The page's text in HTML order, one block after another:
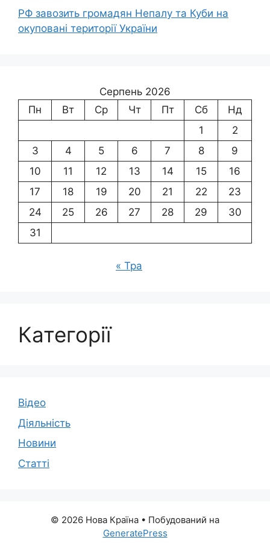
РФ завозить громадян Непалу та Куби на
окуповані території України
Серпень 2026
Пн
Вт Ср Чт Пт Сб
Нд
1
2
3
4 5 6 7 8
9
10
11 12 13 14 15
16
17
18 19 20 21 22
23
24
25 26 27 28 29
30
31
« Тра
Категорії
Відео
Діяльність
Новини
Статті
© 2026 Нова Країна • Побудований на
GeneratePress